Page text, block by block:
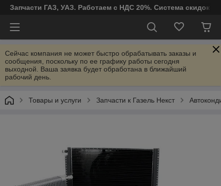
Запчасти ГАЗ, УАЗ. Работаем с НДС 20%. Система скидок
Сейчас компания не может быстро обрабатывать заказы и
сообщения, поскольку по ее графику работы сегодня
выходной. Ваша заявка будет обработана в ближайший
рабочий день.
Товары и услуги Запчасти к Газель Некст